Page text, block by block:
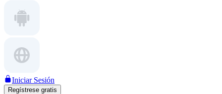
Iniciar Sesión
Regístrese gratis